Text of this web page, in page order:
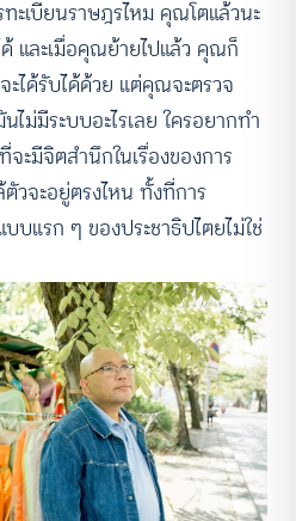
ะเบียนราษฎรไหม คุณโตแล้วนะ
และเมื่อคุณย้ายไปแล้ว คุณก็
ได้รับได้ด้วย แต่คุณจะตรวจ
ไม่มีระบบอะไรเลย ใครอยากทำ
ะมีจิตสำนึกในเรื่องของการ
วจะอยู่ตรงไหน ทั้งที่การ
แรก ๆ ของประชาธิปไตยไม่ใช่